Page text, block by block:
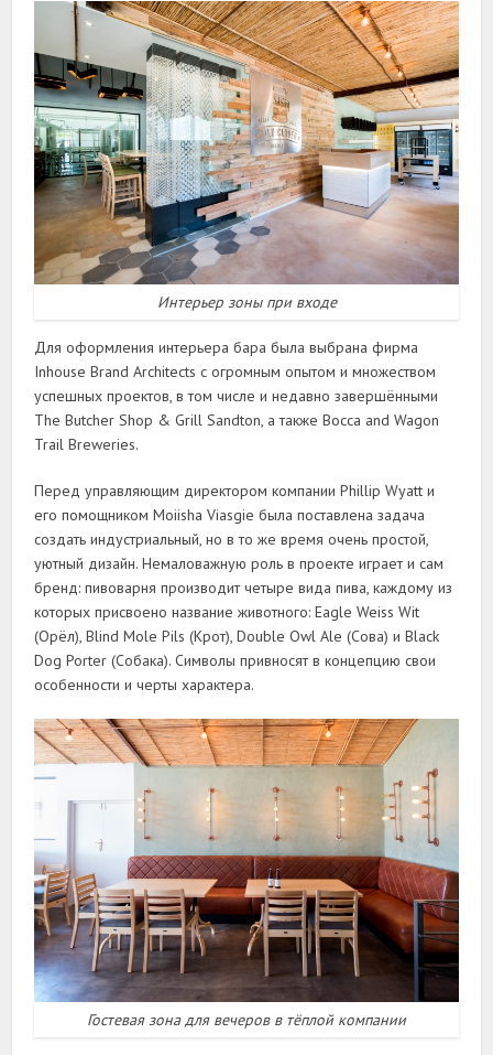
Интерьер зоны при входе
Для оформления интерьера бара была выбрана фирма
Inhouse Brand Architects с огромным опытом и множеством
успешных проектов, в том числе и недавно завершёнными
The Butcher Shop & Grill Sandton, а также Bocca and Wagon
Trail Breweries.
Перед управляющим директором компании Phillip Wyatt и
его помощником Moiisha Viasgie была поставлена задача
создать индустриальный, но в то же время очень простой,
уютный дизайн. Немаловажную роль в проекте играет и сам
бренд: пивоварня производит четыре вида пива, каждому из
которых присвоено название животного: Eagle Weiss Wit
(Орёл), Blind Mole Pils (Крот), Double Owl Ale (Сова) и Black
Dog Porter (Собака). Символы привносят в концепцию свои
особенности и черты характера.
Гостевая зона для вечеров в тёплой компании